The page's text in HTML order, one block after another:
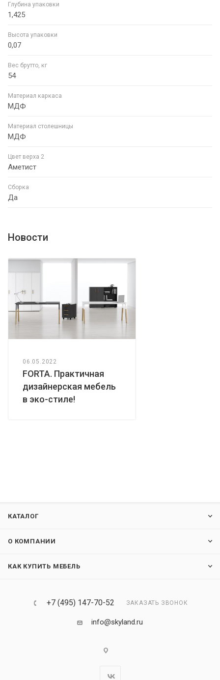
Глубина упаковки
1,425
Высота упаковки
0,07
Вес брутто, кг
54
Материал каркаса
МДФ
Материал столешницы
МДФ
Цвет верха 2
Аметист
Сборка
Да
Новости
06.05.2022
FORTA. Практичная
дизайнерская мебель
в эко-стиле!
КАТАЛОГ
О КОМПАНИИ
КАК КУПИТЬ МЕБЕЛЬ
+7 (495) 147-70-52 ЗАКАЗАТЬ ЗВОНОК
info@skyland.ru